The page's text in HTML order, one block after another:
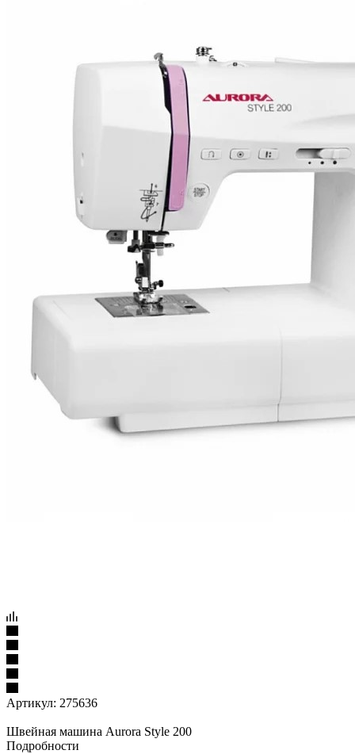
Артикул: 275636
Швейная машина Aurora Style 200
Подробности